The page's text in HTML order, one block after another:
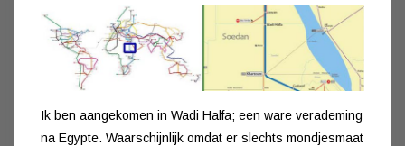
Ik ben aangekomen in Wadi Halfa; een ware verademing
na Egypte. Waarschijnlijk omdat er slechts mondjesmaat